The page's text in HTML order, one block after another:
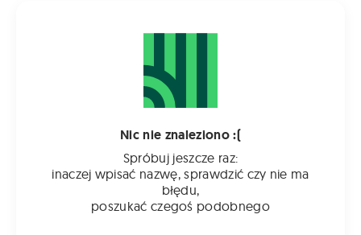
Nic nie znaleziono :(
Spróbuj jeszcze raz:
inaczej wpisać nazwę, sprawdzić czy nie ma
błędu,
poszukać czegoś podobnego